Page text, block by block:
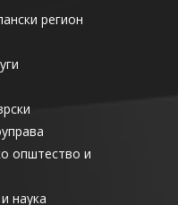
регион
општество и
наука